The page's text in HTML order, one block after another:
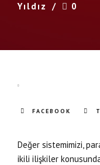
Yıldız
0
FACEBOOK
Değer sistemimizi,
ikili ilişkiler